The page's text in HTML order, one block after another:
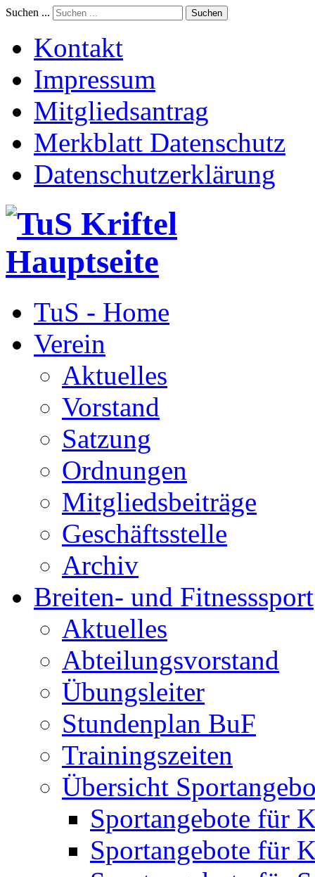
Suchen ... Suchen
Kontakt
Impressum
Mitgliedsantrag
Merkblatt Datenschutz
Datenschutzerklärung
TuS - Home
Verein
Aktuelles
Vorstand
Satzung
Ordnungen
Mitgliedsbeiträge
Geschäftsstelle
Archiv
Breiten- und Fitnesssport
Aktuelles
Abteilungsvorstand
Übungsleiter
Stundenplan BuF
Trainingszeiten
Übersicht
Sportangebote für
Sportangebote für